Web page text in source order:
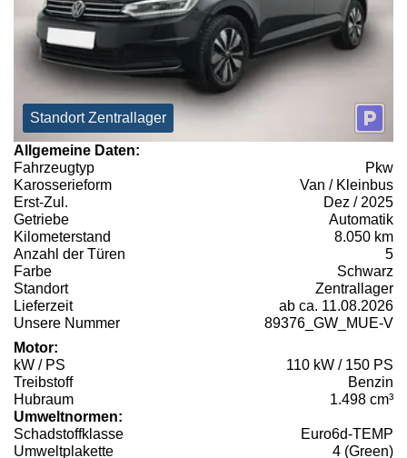
Standort Zentrallager
Allgemeine Daten:
Fahrzeugtyp
Pkw
Karosserieform
Van / Kleinbus
Erst-Zul.
Dez / 2025
Getriebe
Automatik
Kilometerstand
8.050 km
Anzahl der Türen
5
Farbe
Schwarz
Standort
Zentrallager
Lieferzeit
ab ca. 11.08.2026
Unsere Nummer
89376_GW_MUE-V
Motor:
kW / PS
110 kW / 150 PS
Treibstoff
Benzin
Hubraum
1.498 cm³
Umweltnormen:
Schadstoffklasse
Euro6d-TEMP
Umweltplakette
4 (Green)